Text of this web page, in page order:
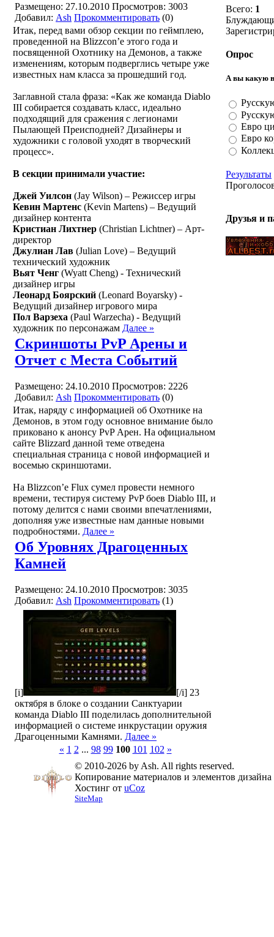
Размещено: 27.10.2010 Просмотров: 3003
Добавил: Ash Прокомментировать (0)
Итак, перед вами обзор секции по геймплею,
проведенной на Blizzcon’e этого года и
посвященной Охотнику на Демонов, а также
изменениям, которым подверглись четыре уже
известных нам класса за прошедший год.
Заглавной стала фраза: «Как же команда Diablo
III собирается создавать класс, идеально
подходящий для сражения с легионами
Пылающей Преисподней? Дизайнеры и
художники с головой уходят в творческий
процесс».
В секции принимали участие:
Джей Уилсон (Jay Wilson) – Режиссер игры
Кевин Мартенс (Kevin Martens) – Ведущий
дизайнер контента
Кристиан Лихтнер (Christian Lichtner) – Арт-
директор
Джулиан Лав (Julian Love) – Ведущий
технический художник
Вьят Ченг (Wyatt Cheng) - Технический
дизайнер игры
Леонард Боярский (Leonard Boyarsky) -
Ведущий дизайнер игрового мира
Пол Варзеха (Paul Warzecha) - Ведущий
художник по персонажам Далее »
Скриншоты PvP Арены и
Отчет с Места Событий
Размещено: 24.10.2010 Просмотров: 2226
Добавил: Ash Прокомментировать (0)
Итак, наряду с информацией об Охотнике на
Демонов, в этом году основное внимание было
приковано к анонсу PvP Арен. На официальном
сайте Blizzard данной теме отведена
специальная страница с новой информацией и
восемью скриншотами.
На Blizzcon’е Flux сумел провести немного
времени, тестируя систему PvP боев Diablo III, и
потому делится с нами своими впечатлениями,
дополняя уже известные нам данные новыми
подробностями. Далее »
Об Уровнях Драгоценных
Камней
Размещено: 24.10.2010 Просмотров: 3035
Добавил: Ash Прокомментировать (1)
[i]
[/i] 23
октября в блоке о создании Санктуарии
команда Diablo III поделилась дополнительной
информацией о системе инкрустации оружия
Драгоценными Камнями. Далее »
« 1 2 ... 98 99 100 101 102 »
Всего: 1
Опрос
А вы какую
Евро
Евро
Результаты
Друзья и
© 2010-2026 by Ash. All rights reserved.
Копирование материалов и элементов
Хостинг от uCoz
SiteMap